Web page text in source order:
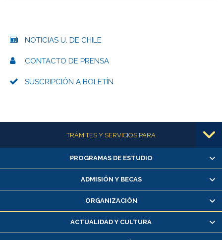
NOTICIAS U. DE CHILE
CONTACTO DE PRENSA
SUSCRIPCIÓN A BOLETÍN
Más informaciónTRÁMITES Y SERVICIOS PARA
Alumnas/os y exalumnas/os
Matrícula en línea
Inscripción y cambio de asignaturas
Consulta y certificado de notas
Servicio médico y dental
PROGRAMAS DE ESTUDIO
ADMISIÓN Y BECAS
ORGANIZACIÓN
ACTUALIDAD Y CULTURA